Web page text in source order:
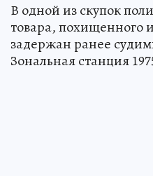
В одной из скупок
товара, похищенного
задержан ранее
Зональная станция